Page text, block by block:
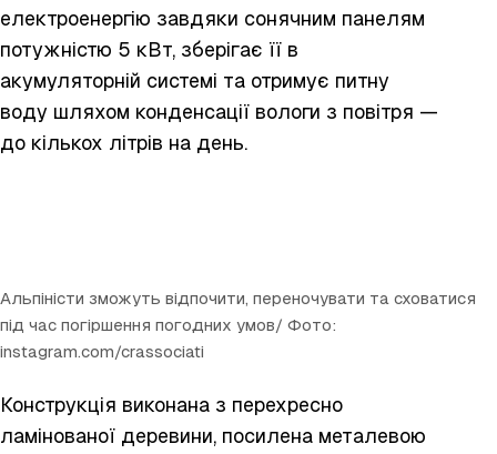
електроенергію завдяки сонячним панелям
потужністю 5 кВт, зберігає її в
акумуляторній системі та отримує питну
воду шляхом конденсації вологи з повітря —
до кількох літрів на день.
Альпіністи зможуть відпочити, переночувати та сховатися
під час погіршення погодних умов/ Фото:
instagram.com/crassociati
Конструкція виконана з перехресно
ламінованої деревини, посилена металевою